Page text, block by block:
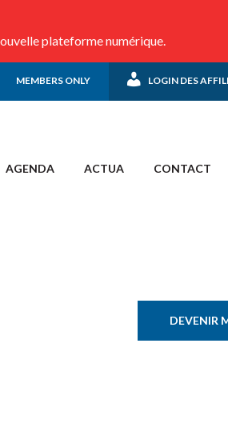
plateforme numérique.
MEMBERS ONLY LOGIN DES
AGENDA ACTUA CONTACT
DEVENIR